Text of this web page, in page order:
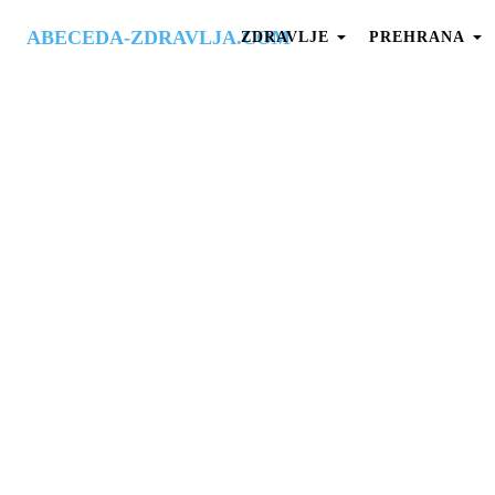
ABECEDA-ZDRAVLJA.COM
ZDRAVLJE PREHRANA